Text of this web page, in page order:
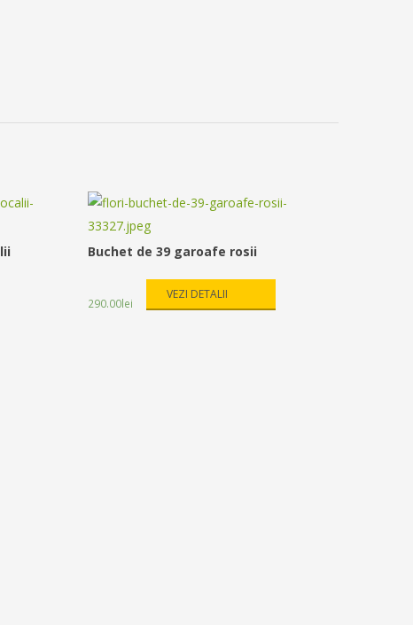
Buchet de 39 garoafe rosii
290.00lei
VEZI DETALII